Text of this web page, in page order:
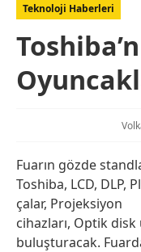
Teknoloji Haberleri
Fuarın gözde
Toshiba, LCD, DLP,
çalar, Projeksiyon
cihazları, Optik
buluşturacak.